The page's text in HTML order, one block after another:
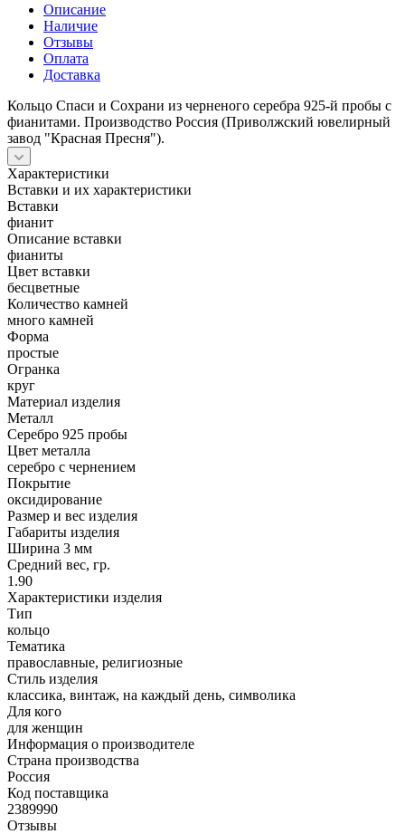
Описание
Наличие
Отзывы
Оплата
Доставка
Кольцо Спаси и Сохрани из черненого серебра 925-й пробы с
фианитами. Производство Россия (Приволжский ювелирный
завод "Красная Пресня").
Характеристики
Вставки и их характеристики
Вставки
фианит
Описание вставки
фианиты
Цвет вставки
бесцветные
Количество камней
много камней
Форма
простые
Огранка
круг
Материал изделия
Металл
Серебро 925 пробы
Цвет металла
серебро с чернением
Покрытие
оксидирование
Размер и вес изделия
Габариты изделия
Ширина 3 мм
Средний вес, гр.
1.90
Характеристики изделия
Тип
кольцо
Тематика
православные, религиозные
Стиль изделия
классика, винтаж, на каждый день, символика
Для кого
для женщин
Информация о производителе
Страна производства
Россия
Код поставщика
2389990
Отзывы